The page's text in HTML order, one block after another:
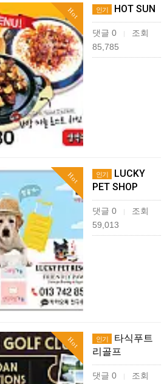
Hot 인기 HOT SUN
댓글 0 |
조회
85,785
Hot 인기
LUCKY
PET SHOP
댓글 0 |
조회
59,013
Hot 인기
타식푸트
리골프
댓글 0 |
조회